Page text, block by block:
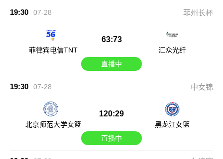
19:30 07-28 菲州长杯
菲律宾电信TNT
63:73
汇众光纤
直播中
19:30 07-28 中女锦
北京师范大学女篮
120:29
黑龙江女篮
直播中